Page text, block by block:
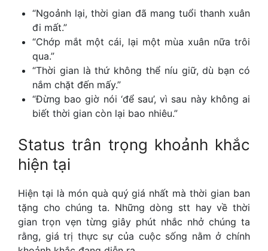
“Ngoảnh lại, thời gian đã mang tuổi thanh xuân
đi mất.”
“Chớp mắt một cái, lại một mùa xuân nữa trôi
qua.”
“Thời gian là thứ không thể níu giữ, dù bạn có
nắm chặt đến mấy.”
“Đừng bao giờ nói ‘để sau’, vì sau này không ai
biết thời gian còn lại bao nhiêu.”
Status trân trọng khoảnh khắc
hiện tại
Hiện tại là món quà quý giá nhất mà thời gian ban
tặng cho chúng ta. Những dòng stt hay về thời
gian trọn vẹn từng giây phút nhắc nhở chúng ta
rằng, giá trị thực sự của cuộc sống nằm ở chính